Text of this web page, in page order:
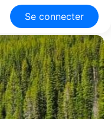
Se connecter